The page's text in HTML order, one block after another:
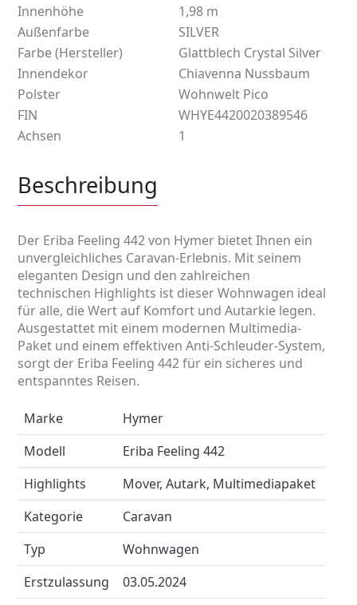
Innenhöhe
1,98 m
Außenfarbe
SILVER
Farbe (Hersteller)
Glattblech Crystal Silver
Innendekor
Chiavenna Nussbaum
Polster
Wohnwelt Pico
FIN
WHYE4420020389546
Achsen
1
Beschreibung
Der Eriba Feeling 442 von Hymer bietet Ihnen ein
unvergleichliches Caravan-Erlebnis. Mit seinem
eleganten Design und den zahlreichen
technischen Highlights ist dieser Wohnwagen ideal
für alle, die Wert auf Komfort und Autarkie legen.
Ausgestattet mit einem modernen Multimedia-
Paket und einem effektiven Anti-Schleuder-System,
sorgt der Eriba Feeling 442 für ein sicheres und
entspanntes Reisen.
Marke
Hymer
Modell
Eriba Feeling 442
Highlights
Mover, Autark, Multimediapaket
Kategorie
Caravan
Typ
Wohnwagen
Erstzulassung
03.05.2024